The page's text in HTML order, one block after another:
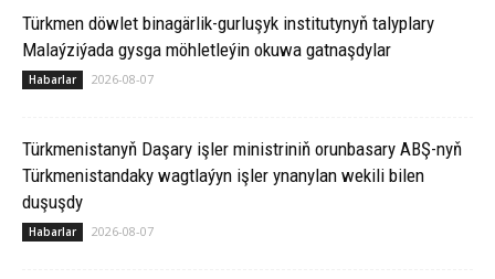
Türkmen döwlet binagärlik-gurluşyk institutynyň talyplary
Malaýziýada gysga möhletleýin okuwa gatnaşdylar
Habarlar 2026-08-07
Türkmenistanyň Daşary işler ministriniň orunbasary ABŞ-nyň
Türkmenistandaky wagtlaýyn işler ynanylan wekili bilen
duşuşdy
Habarlar 2026-08-07